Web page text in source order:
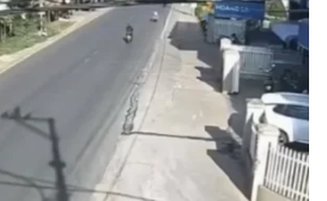
Vũ khí
Việt Nam
Phân tích